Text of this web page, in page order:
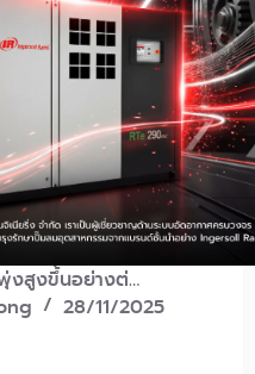
งสูงขึ้นอย่างต่…
28/11/2025